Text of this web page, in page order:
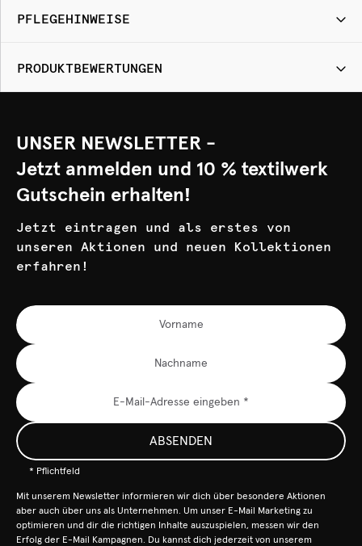
PFLEGEHINWEISE
PRODUKTBEWERTUNGEN
UNSER NEWSLETTER -
Jetzt anmelden und 10 % textilwerk
Gutschein erhalten!
Jetzt eintragen und als erstes von
unseren Aktionen und neuen Kollektionen
erfahren!
ABSENDEN
* Pflichtfeld
Mit unserem Newsletter informieren wir dich über besondere Aktionen
aber auch über uns als Unternehmen. Um unser E-Mail Marketing zu
optimieren und dir die richtigen Inhalte auszuspielen, messen wir den
Erfolg der E-Mail Kampagnen. Du kannst dich jederzeit von unserem